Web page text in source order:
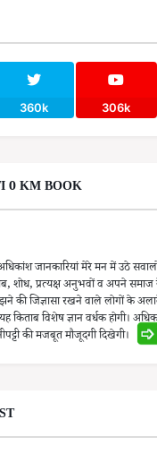
360k 306k
0 KM BOOK
जानकारियां मेरे मन में उठे
शोध, प्रत्यक्ष अनुभवों व अपने समाज
की जिज्ञासा रखने वाले लोगों के
किताब विशेष ज्ञान वर्धक होगी।
की मजबूत मौजूदगी दिखेगी।